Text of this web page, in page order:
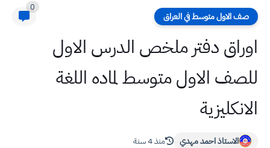
صف الاول متوسط في العراق
0
اوراق دفتر ملخص الدرس الاول
للصف الاول متوسط لماده اللغة
الانكليزية
الاستاذ احمد مهدي منذ 4 سنة